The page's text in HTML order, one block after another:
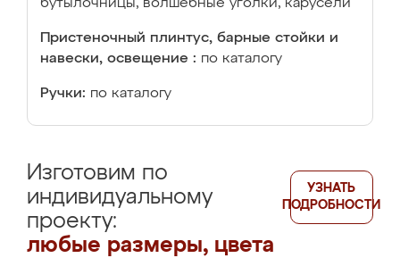
бутылочницы, волшебные уголки, карусели
Пристеночный плинтус, барные стойки и
навески, освещение : по каталогу
Ручки: по каталогу
Изготовим по
индивидуальному
проекту:
любые размеры, цвета
УЗНАТЬ
ПОДРОБНОСТИ